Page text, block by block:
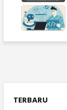
TERBARU